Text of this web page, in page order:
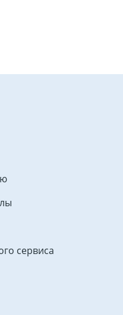
сервиса